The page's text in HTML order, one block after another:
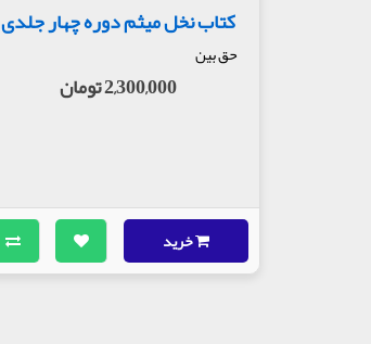
کتاب نخل میثم دوره چهار جلدی
حق بین
2,300,000 تومان
خرید